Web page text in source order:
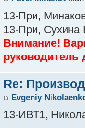
13-При,
13-При, Сухина
Внимание!
руководитель
Re:
Evgeniy
13-ИВТ1,